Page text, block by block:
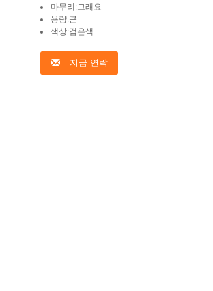
마무리:그래요
용량:큰
색상:검은색
지금 연락